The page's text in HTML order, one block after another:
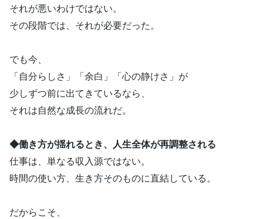
それが悪いわけではない。
その段階では、それが必要だった。
でも今、
「自分らしさ」「余白」「心の静けさ」が
少しずつ前に出てきているなら、
それは自然な成長の流れだ。
◆働き方が揺れるとき、人生全体が再調整される
仕事は、単なる収入源ではない。
時間の使い方、生き方そのものに直結している。
だからこそ、